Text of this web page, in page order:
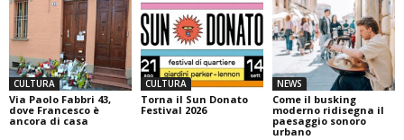
CULTURA
Via Paolo Fabbri 43,
dove Francesco è
ancora di casa
CULTURA
Torna il Sun Donato
Festival 2026
NEWS
Come il busking
moderno ridisegna il
paesaggio sonoro
urbano